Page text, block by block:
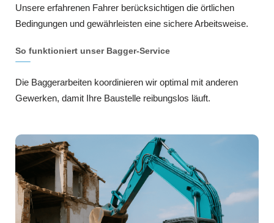
Unsere erfahrenen Fahrer berücksichtigen die örtlichen
Bedingungen und gewährleisten eine sichere Arbeitsweise.
So funktioniert unser Bagger-Service
Die Baggerarbeiten koordinieren wir optimal mit anderen
Gewerken, damit Ihre Baustelle reibungslos läuft.